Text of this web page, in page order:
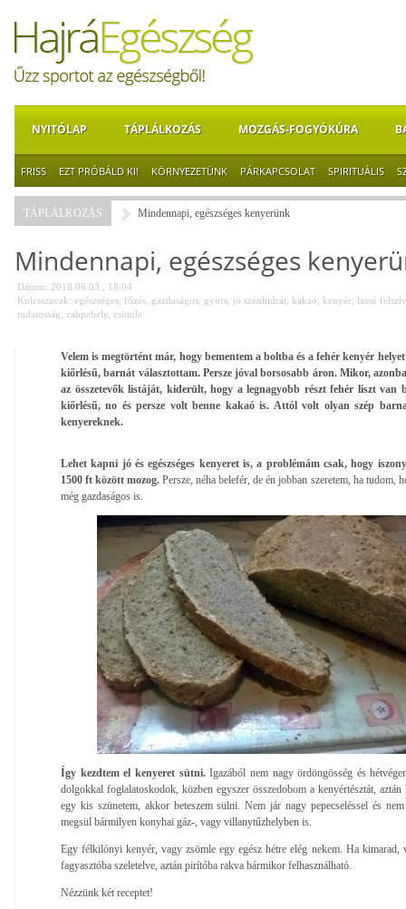
NYITÓLAP TÁPLÁLKOZÁS MOZGÁS-FOGYÓKÚRA
FRISS EZT PRÓBÁLD KI! KÖRNYEZETÜNK PÁRKAPCSOLAT SPIRITUÁLIS
TÁPLÁLKOZÁS Mindennapi, egészséges kenyerünk
Mindennapi, egészséges
Dátum: 2018.06.03., 18:04
Kulcsszavak: egészséges főzés gazdaságos gyors jó szénhidrát kakaó kenyér lassú
tudatosság zabpehely zsömle
Velem is megtörtént már, hogy bementem a boltba és a fehér kenyér
kiőrlésű, barnát választottam. Persze jóval borsosabb áron. Mikor,
az összetevők listáját, kiderült, hogy a legnagyobb részt fehér liszt van
kiőrlésű, no és persze volt benne kakaó is. Attól volt olyan szép
kenyereknek.
Lehet kapni jó és egészséges kenyeret is, a problémám csak, hogy
1500 ft között mozog. Persze, néha belefér, de én jobban szeretem, ha tudom,
még gazdaságos is.
Így kezdtem el kenyeret sütni.Igazából nem nagy ördöngösség és
dolgokkal foglalatoskodok, közben egyszer összedobom a kenyértésztát,
egy kis szünetem, akkor beteszem sülni. Nem jár nagy pepecseléssel és
megsül bármilyen konyhai gáz-, vagy villanytűzhelyben is.
Egy félkilónyi kenyér, vagy zsömle egy egész hétre elég nekem. Ha
fagyasztóba szeletelve, aztán pirítóba rakva bármikor felhasználható.
Nézzünk két receptet!